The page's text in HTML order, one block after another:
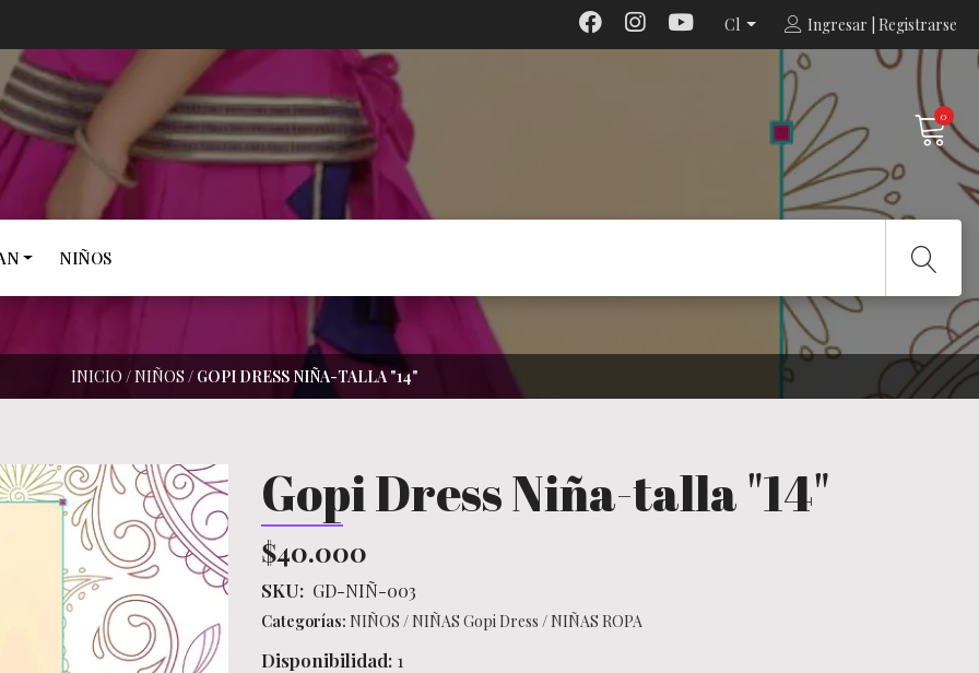
Cl Ingresar | Registrarse
0
NIÑOS
INICIO /NIÑOS / GOPI DRESS NIÑA-TALLA "14"
Gopi Dress Niña-talla "14"
$40.000
SKU: GD-NIÑ-003
Categorías: NIÑOS / NIÑAS Gopi Dress / NIÑAS ROPA
Disponibilidad: 1